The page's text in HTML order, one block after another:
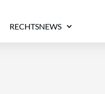
RECHTSNEWS